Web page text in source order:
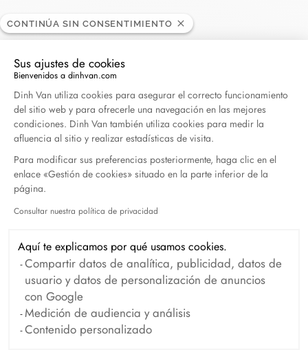
Noble Place Shop
Galeria Mokotov Ul.Woloska 12, 02-675 Warszawa,
Polonia
(+48) 225 413 344
Obtener itinerario
CONTINÚA SIN CONSENTIMIENTO
Sus ajustes de cookies
Bienvenidos a dinhvan.com
Plataforma de Gestión de Consentimiento:
Dinh Van utiliza cookies para asegurar el correcto funcionamiento
del sitio web y para ofrecerle una navegación en las mejores
condiciones. Dinh Van también utiliza cookies para medir la
afluencia al sitio y realizar estadísticas de visita.
Para modificar sus preferencias posteriormente, haga clic en el
enlace «Gestión de cookies» situado en la parte inferior de la
página.
Consultar nuestra política de privacidad
Aquí te explicamos por qué usamos cookies.
Compartir datos de analítica, publicidad, datos de
usuario y datos de personalización de anuncios
con Google
Medición de audiencia y análisis
Contenido personalizado